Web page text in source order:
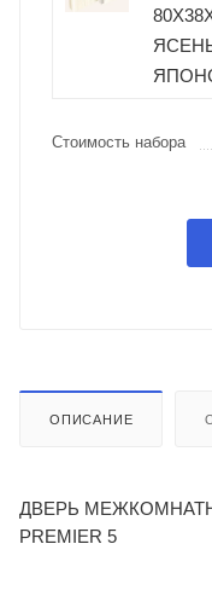
Стоимость набора
ОПИСАНИЕ
ДВЕРЬ
PREMIER 5